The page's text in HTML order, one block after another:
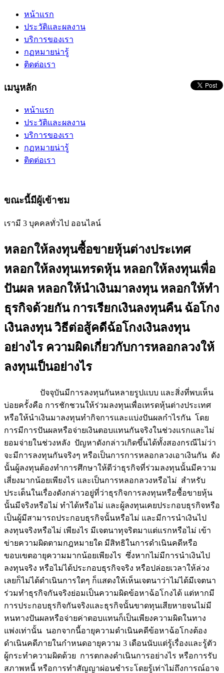
หน้าแรก
ประวัติและผลงาน
บริการของเรา
กฏหมายน่ารู้
ติดต่อเรา
เมนูหลัก
หน้าแรก
ประวัติและผลงาน
บริการของเรา
กฏหมายน่ารู้
ติดต่อเรา
ขณะนี้มีผู้เข้าชม
เรามี 3 บุคคลทั่วไป ออนไลน์
หลอกให้ลงทุนซื้อขายหุ้นต่างประเทศ
หลอกให้ลงทุนเทรดหุ้น หลอกให้ลงทุนเพื่อ
ปันผล หลอกให้นำเงินมาลงทุน หลอกให้ทำ
ธุรกิจด้วยกัน การเรียกเงินลงทุนคืน ฉ้อโกง
เงินลงทุน วิธีต่อสู้คดีฉ้อโกงเงินลงทุน
อย่างไร ความผิดเกี่ยวกับการหลอกลวงให้
ลงทุนเป็นอย่างไร
ปัจจุบันมีการลงทุนกันหลายรูปแบบ และสิ่งที่พบเห็น
บ่อยครั้งคือ การชักชวนให้ร่วมลงทุนเพื่อเทรดหุ้นต่างประเทศ
หรือให้นำเงินมาลงทุนทำกิจการและแบ่งปันผลกำไรกัน โดย
การมีการปันผลหรือจ่ายเงินตอบแทนกันจริงในช่วงแรกและไม่
ยอมจ่ายในช่วงหลัง ปัญหาดังกล่าวเกิดขึ้นได้ทั้งสองกรณีไม่ว่า
จะมีการลงทุนกันจริงๆ หรือเป็นการการหลอกลวงเอาเงินกัน ดัง
นั้นผู้ลงทุนต้องทำการศึกษาให้ดีว่าธุรกิจที่ร่วมลงทุนนั้นมีความ
เสี่ยงมากน้อยเพียงไร และเป็นการหลอกลวงหรือไม่ สำหรับ
ประเด็นในเรื่องดังกล่าวอยู่ที่ว่าธุรกิจการลงทุนหรือซื้อขายหุ้น
นั้นมีจริงหรือไม่ ทำได้หรือไม่ และผู้ลงทุนเคยประกอบธุรกิจหรือ
เป็นผู้มีสามารถประกอบธุรกิจนั้นหรือไม่ และมีการนำเงินไป
ลงทุนจริงหรือไม่ เพียงไร มีเจตนาทุจริตมาแต่แรกหรือไม่ เข้า
ข่ายความผิดตามกฎหมายใด มีสิทธิในการดำเนินคดีหรือ
ขอบเขตอายุความมากน้อยเพียงไร ซึ่งหากไม่มีการนำเงินไป
ลงทุนจริง หรือไม่ได้ประกอบธุรกิจจริง หรือปล่อยเวลาให้ล่วง
เลยก็ไม่ได้ดำเนินการใดๆ ก็แสดงให้เห็นเจตนาว่าไม่ได้มีเจตนา
ร่วมทำธุรกิจกันจริงย่อมเป็นความผิดข้อหาฉ้อโกงได้ แต่หากมี
การประกอบธุรกิจกันจริงและธุรกิจนั้นขาดทุนเสียหายจนไม่มี
หนทางปันผลหรือจ่ายค่าตอบแทนก็เป็นเพียงความผิดในทาง
แพ่งเท่านั้น นอกจากนี้อายุความดำเนินคดีข้อหาฉ้อโกงต้อง
ดำเนินคดีภายในกำหนดอายุความ 3 เดือนนับแต่รู้เรื่องและรู้ตัว
ผู้กระทำความผิดด้วย การตกลงดำเนินการอย่างไร หรือการรับ
สภาพหนี้ หรือการทำสัญญาผ่อนชำระโดยรู้เท่าไม่ถึงการณ์อาจ